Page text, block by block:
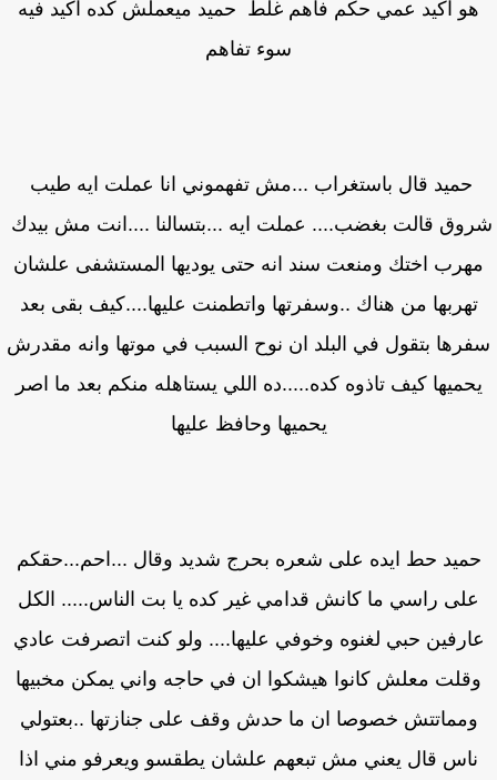
اكيد عمي حكم فاهم غلط حميد ميعملش كده اكيد فيه
سوء تفاهم
حميد قال باستغراب ...مش تفهموني انا عملت ايه طيب
قالت بغضب.... عملت ايه ...بتسالنا ....انت مش بيدك
اختك ومنعت سند انه حتى يوديها المستشفى علشان
تهربها من هناك ..وسفرتها واتطمنت عليها....كيف بقى بعد
بتقول في البلد ان نوح السبب في موتها وانه مقدرش
كيف تاذوه كده.....ده اللي يستاهله منكم بعد ما اصر
يحميها وحافظ عليها
حط ايده على شعره بحرج شديد وقال ...احم...حقكم
راسي ما كانش قدامي غير كده يا بت الناس..... الكل
حبي لغنوه وخوفي عليها.... ولو كنت اتصرفت عادي
معلش كانوا هيشكوا ان في حاجه واني يمكن مخبيها
ومماتتش خصوصا ان ما حدش وقف على جنازتها ..بعتولي
ناس قال يعني مش تبعهم علشان يطقسو ويعرفو مني اذا